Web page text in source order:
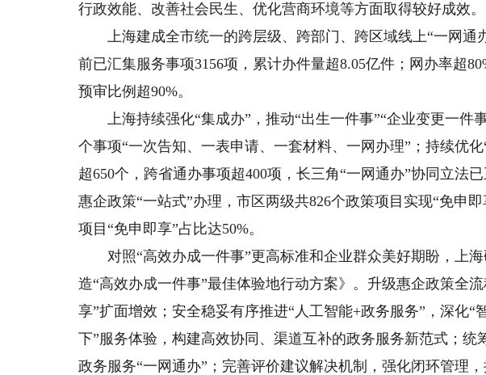
行政效能、改善社会民生、优化营商环境等方面取得较好成效。
上海建成全市统一的跨层级、跨部门、跨区域线上“一网通
前已汇集服务事项3156项，累计办件量超8.05亿件；网办率超
预审比例超90%。
上海持续强化“集成办”，推动“出生一件事”“企业变更一件
个事项“一次告知、一表申请、一套材料、一网办理”；持续优
超650个，跨省通办事项超400项，长三角“一网通办”协同立法
惠企政策“一站式”办理，市区两级共826个政策项目实现“免申
项目“免申即享”占比达50%。
对照“高效办成一件事”更高标准和企业群众美好期盼，上海
造“高效办成一件事”最佳体验地行动方案》。升级惠企政策全
享”扩面增效；安全稳妥有序推进“人工智能+政务服务”，深化“
下”服务体验，构建高效协同、渠道互补的政务服务新范式；统
政务服务“一网通办”；完善评价建议解决机制，强化闭环管理，